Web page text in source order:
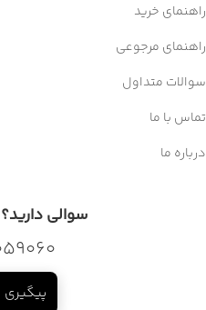
راهنمای خرید
راهنمای مرجوعی
سوالات متداول
تماس با ما
درباره ما
سوالی